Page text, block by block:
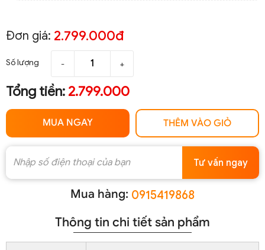
Đơn giá: 2.799.000đ
Số lượng - +
Tổng tiền: 2.799.000
MUA NGAY THÊM VÀO GIỎ
Tư vấn ngay
Mua hàng: 0915419868
Thông tin chi tiết sản phẩm